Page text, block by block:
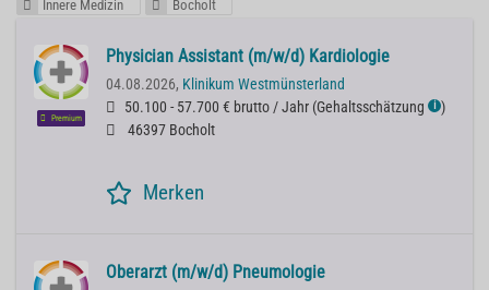
Innere Medizin Bocholt
Premium
Physician Assistant (m/w/d) Kardiologie
04.08.2026, Klinikum Westmünsterland
50.100 - 57.700 € brutto / Jahr (Gehaltsschätzung ℹ )
46397 Bocholt
Merken
Oberarzt (m/w/d) Pneumologie